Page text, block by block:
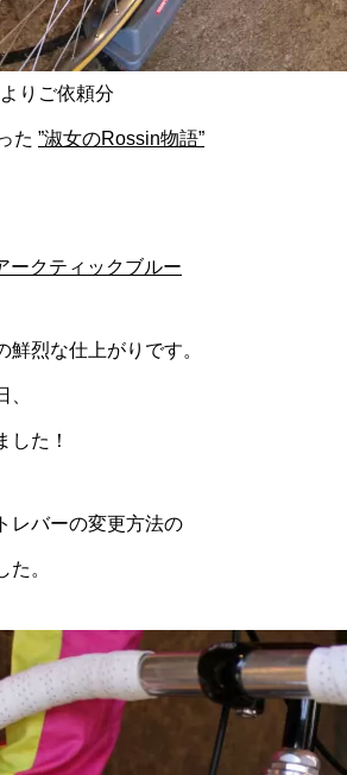
りご依頼分
た ”淑女のRossin物語”
ークティックブルー
鮮烈な仕上がりです。
した！
レバーの変更方法の
た。